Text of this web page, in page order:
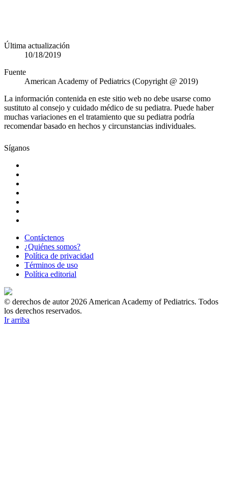
Última actualización
10/18/2019
Fuente
American Academy of Pediatrics (Copyright @ 2019)
La información contenida en este sitio web no debe usarse como
sustituto al consejo y cuidado médico de su pediatra. Puede haber
muchas variaciones en el tratamiento que su pediatra podría
recomendar basado en hechos y circunstancias individuales.
Síganos
Contáctenos
¿Quiénes somos?
Política de privacidad
Términos de uso
Política editorial
© derechos de autor 2026 American Academy of Pediatrics. Todos
los derechos reservados.
Ir arriba